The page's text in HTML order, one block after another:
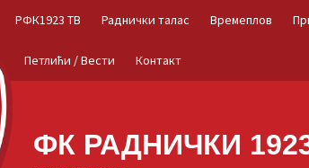
РФК1923 ТВ Раднички талас Времеплов
Петлићи / Вести Контакт
ФК РАДНИЧКИ